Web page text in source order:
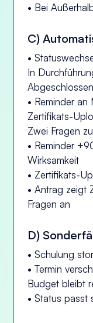
• Bei
C)
•
In
• Reminder
Zertifikats-
Zwei Fragen
• Reminder
Wirksamkeit
• Zertifikats-
• Antrag zeigt
Fragen an
D)
• Schulung
• Termin
Budget bleibt
• Status passt